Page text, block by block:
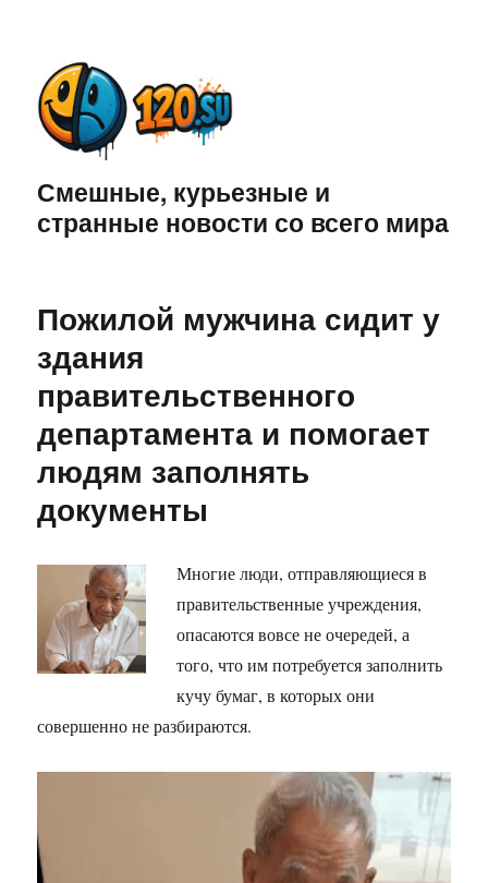
Смешные, курьезные и
странные новости со всего мира
Пожилой мужчина сидит у
здания
правительственного
департамента и помогает
людям заполнять
документы
Многие люди, отправляющиеся в
правительственные учреждения,
опасаются вовсе не очередей, а
того, что им потребуется заполнить
кучу бумаг, в которых они
совершенно не разбираются.